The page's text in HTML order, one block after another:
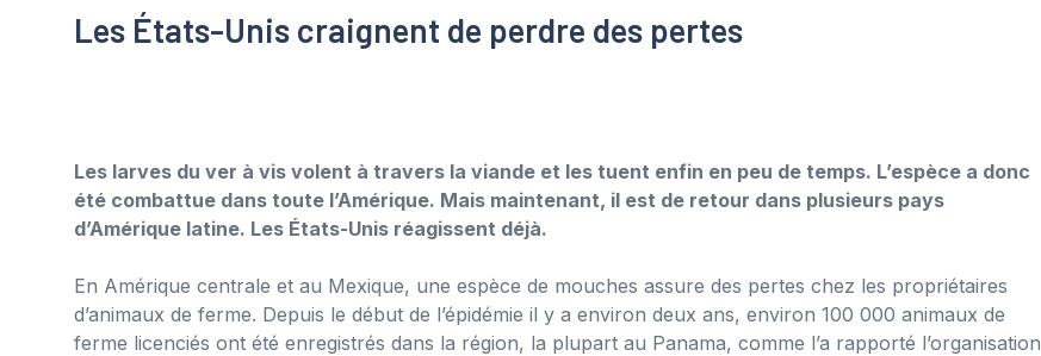
Les États-Unis craignent de perdre des pertes
Les larves du ver à vis volent à travers la viande et les tuent enfin en peu de temps. L’espèce a donc
été combattue dans toute l’Amérique. Mais maintenant, il est de retour dans plusieurs pays
d’Amérique latine. Les États-Unis réagissent déjà.
En Amérique centrale et au Mexique, une espèce de mouches assure des pertes chez les propriétaires
d’animaux de ferme. Depuis le début de l’épidémie il y a environ deux ans, environ 100 000 animaux de
ferme licenciés ont été enregistrés dans la région, la plupart au Panama, comme l’a rapporté l’organisation